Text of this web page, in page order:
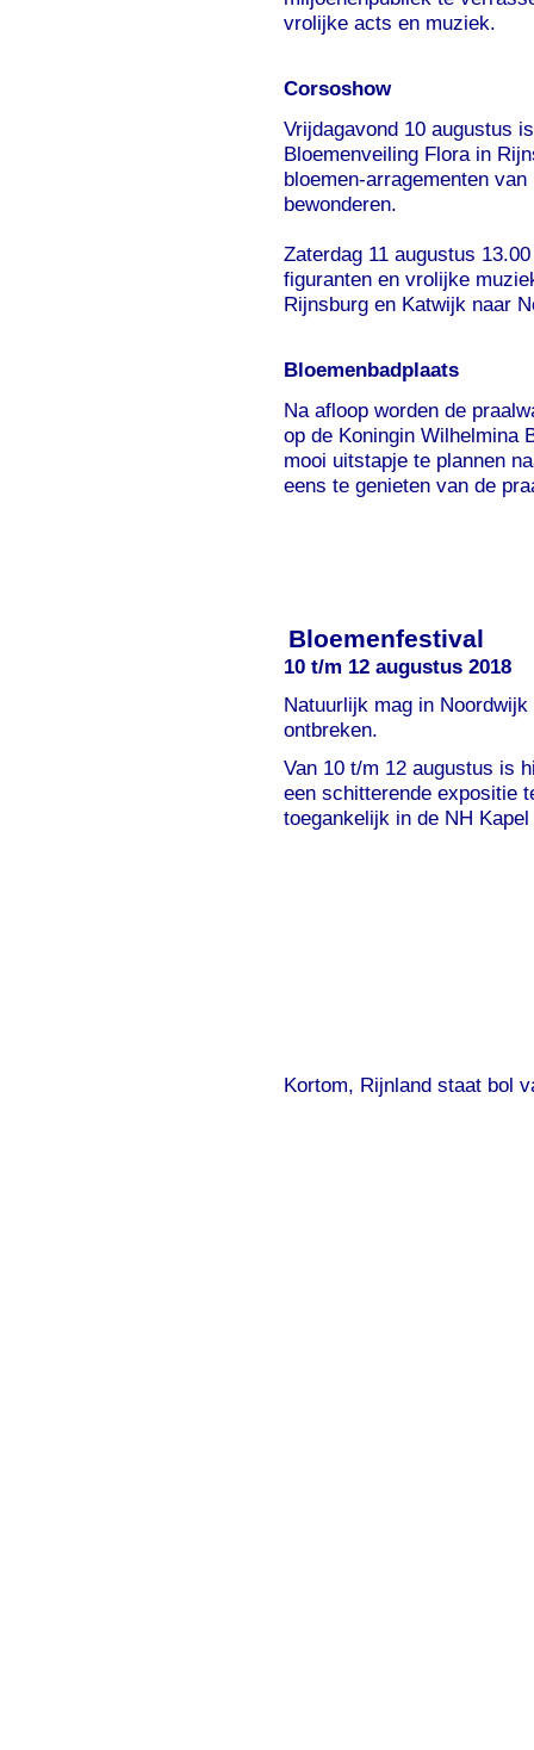
vrolijke acts en muziek.
Corsoshow
Vrijdagavond 10 augustus
Bloemenveiling Flora in
bloemen-arragementen
bewonderen.
Zaterdag 11 augustus
figuranten en vrolijke
Rijnsburg en Katwijk naar
Bloemenbadplaats
Na afloop worden de
op de Koningin Wilhelmina
mooi uitstapje te plannen
eens te genieten van de
Bloemenfestival
10 t/m 12 augustus 2018
Natuurlijk mag in
ontbreken.
Van 10 t/m 12 augustus is
een schitterende expositie
toegankelijk in de NH
Kortom, Rijnland staat bol